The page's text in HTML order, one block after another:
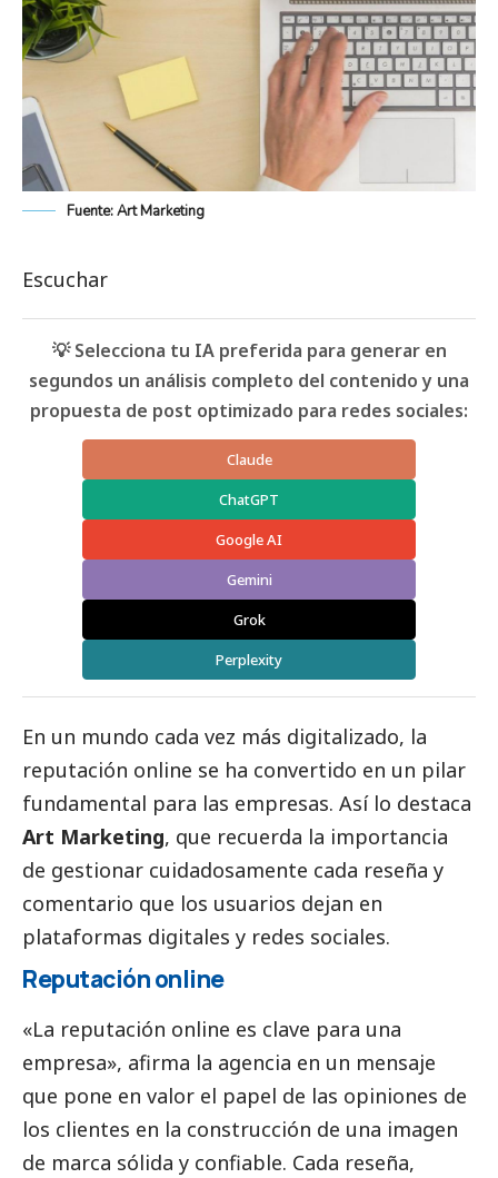
Fuente: Art Marketing
Escuchar
💡 Selecciona tu IA preferida para generar en
segundos un análisis completo del contenido y una
propuesta de post optimizado para redes sociales:
Claude
ChatGPT
Google AI
Gemini
Grok
Perplexity
En un mundo cada vez más digitalizado, la
reputación online se ha convertido en un pilar
fundamental para las empresas. Así lo destaca
Art Marketing, que recuerda la importancia
de gestionar cuidadosamente cada reseña y
comentario que los usuarios dejan en
plataformas digitales y redes sociales.
Reputación online
«La reputación online es clave para una
empresa», afirma la agencia en un mensaje
que pone en valor el papel de las opiniones de
los clientes en la construcción de una imagen
de marca sólida y confiable. Cada reseña,